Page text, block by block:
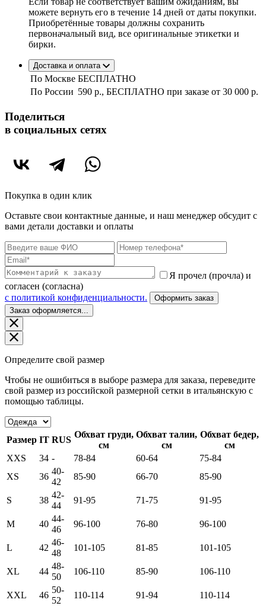
можете вернуть его в течение 14 дней от даты покупки.
Приобретённые товары должны сохранить
первоначальный вид, все оригинальные этикетки и
бирки.
Доставка и оплата
По Москве БЕСПЛАТНО
По России 590 р., БЕСПЛАТНО при заказе от 30 000 р.
Поделиться
в социальных сетях
Покупка в один клик
Оставьте свои контактные данные, и наш менеджер обсудит с
вами детали доставки и оплаты
Я прочел (прочла) и
согласен (согласна)
c политикой конфиденциальности.
Оформить заказ
Заказ оформляется...
Определите свой размер
Чтобы не ошибиться в выборе размера для заказа, переведите
свой размер из российской размерной сетки в итальянскую с
помощью таблицы.
Размер IT RUS
Обхват груди,
см
Обхват талии,
см
Обхват бедер,
см
XXS
34 - 78-84 60-64
75-84
XS
36
40-
42
85-90 66-70 85-90
S 38
42-
44
91-95 71-75 91-95
M 40
44-
46
96-100 76-80 96-100
L 42
46-
48
101-105 81-85 101-105
XL 44
48-
50
106-110 85-90 106-110
XXL 46
50-
52
110-114 91-94 110-114